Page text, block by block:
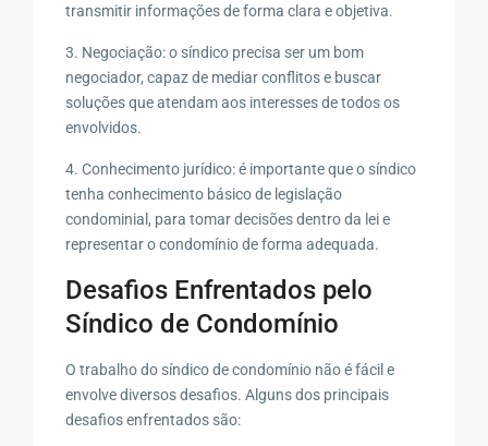
transmitir informações de forma clara e objetiva.
3. Negociação: o síndico precisa ser um bom
negociador, capaz de mediar conflitos e buscar
soluções que atendam aos interesses de todos os
envolvidos.
4. Conhecimento jurídico: é importante que o síndico
tenha conhecimento básico de legislação
condominial, para tomar decisões dentro da lei e
representar o condomínio de forma adequada.
Desafios Enfrentados pelo
Síndico de Condomínio
O trabalho do síndico de condomínio não é fácil e
envolve diversos desafios. Alguns dos principais
desafios enfrentados são: